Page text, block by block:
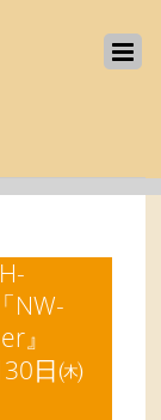
NW-
』
日㈭